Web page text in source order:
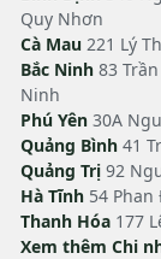
Quy Nhơn
Cà Mau 221 Lý
Bắc Ninh 83
Ninh
Phú Yên 30A
Quảng Bình 41
Quảng Trị 92
Hà Tĩnh 54 Phan
Thanh Hóa 177
Xem thêm Chi